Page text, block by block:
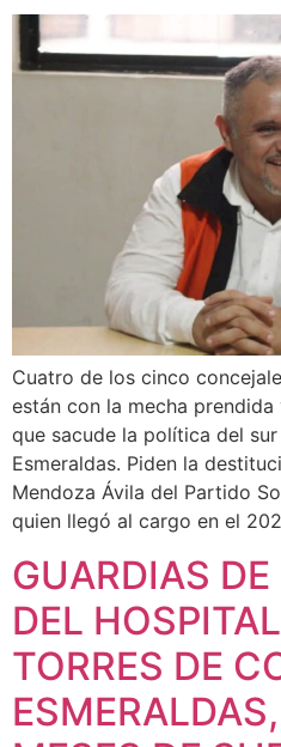
Cuatro de los cinco
están con la mecha
que sacude la política del
Esmeraldas. Piden la
Mendoza Ávila del Partido
quien llegó al cargo en el
GUARDIAS
DEL
TORRES DE